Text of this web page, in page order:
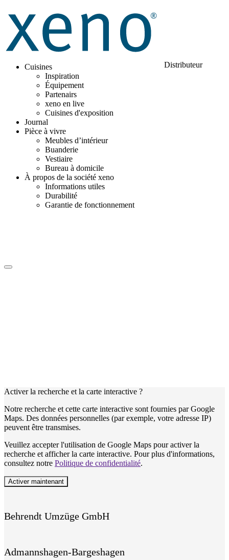
Cuisines
Inspiration
Équipement
Partenairs
xeno en live
Cuisines d'exposition
Journal
Pièce à vivre
Meubles d’intérieur
Buanderie
Vestiaire
Bureau à domicile
À propos de la société xeno
Informations utiles
Durabilité
Garantie de fonctionnement
Distributeur
Activer la recherche et la carte interactive ?
Notre recherche et cette carte interactive sont fournies par Google
Maps. Des données personnelles (par exemple, votre adresse IP)
peuvent être transmises.
Veuillez accepter l'utilisation de Google Maps pour activer la
recherche et afficher la carte interactive. Pour plus d'informations,
consultez notre Politique de confidentialité.
Activer maintenant
Behrendt Umzüge GmbH
Admannshagen-Bargeshagen